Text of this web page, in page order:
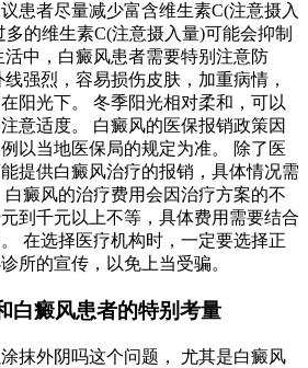
患者尽量减少富含维生素C(注意摄入
的维生素C(注意摄入量)可能会抑制
中，白癜风患者需要特别注意防
强烈，容易损伤皮肤，加重病情，
阳光下。 冬季阳光相对柔和，可以
意适度。 白癜风的医保报销政策因
以当地医保局的规定为准。 除了医
提供白癜风治疗的报销，具体情况需
癜风的治疗费用会因治疗方案的不
到千元以上不等，具体费用需要结合
在选择医疗机构时，一定要选择正
所的宣传，以免上当受骗。
白癜风患者的特别考量
抹外阴吗这个问题， 尤其是白癜风